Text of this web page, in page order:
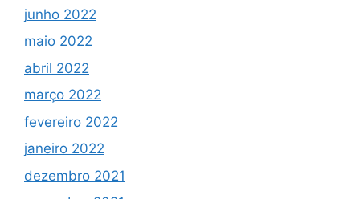
junho 2022
maio 2022
abril 2022
março 2022
fevereiro 2022
janeiro 2022
dezembro 2021